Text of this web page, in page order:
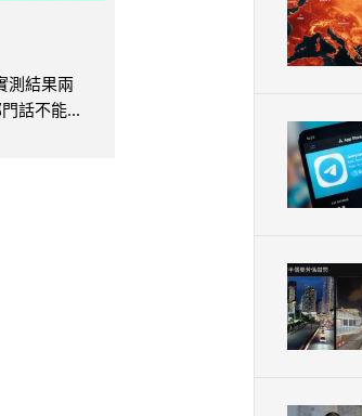
測結果兩
話不能...